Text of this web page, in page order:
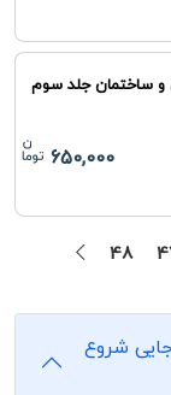
و ساختمان جلد سوم
650,000
48
شروع